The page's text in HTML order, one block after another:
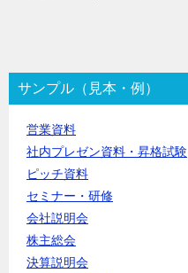
ゲ
ー
シ
サンプル（見本・例）
営業資料
社内プレゼン資料・昇格試験
ピッチ資料
セミナー・研修
会社説明会
株主総会
決算説明会